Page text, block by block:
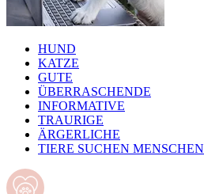
HUND
KATZE
GUTE
ÜBERRASCHENDE
INFORMATIVE
TRAURIGE
ÄRGERLICHE
TIERE SUCHEN MENSCHEN